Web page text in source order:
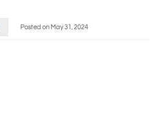
Posted on May 31, 2024